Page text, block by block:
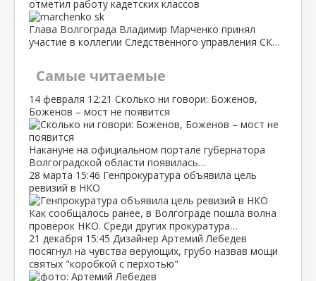
отметил работу кадетских классов
Глава Волгограда Владимир Марченко принял
участие в коллегии Следственного управления СК…
Самые читаемые
14 февраля 12:21 Сколько ни говори: Боженов,
Боженов – мост не появится
Накануне на официальном портале губернатора
Волгоградской области появилась…
28 марта 15:46 Генпрокуратура объявила цель
ревизий в НКО
Как сообщалось ранее, в Волгограде пошла волна
проверок НКО. Среди других прокуратура…
21 декабря 15:45 Дизайнер Артемий Лебедев
посягнул на чувства верующих, грубо назвав мощи
святых "коробкой с перхотью"